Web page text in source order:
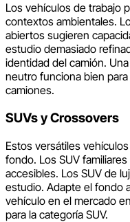
Los vehículos de trabajo
contextos ambientales.
abiertos sugieren
estudio demasiado
identidad del camión.
neutro funciona bien
camiones.
SUVs y Crossovers
Estos versátiles
fondo. Los SUV
accesibles. Los SUV de
estudio. Adapte el fondo
vehículo en el mercado
para la categoría SUV.